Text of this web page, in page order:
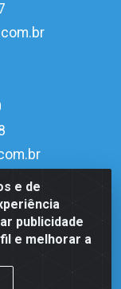
e de
publicidade
e melhorar a
1815 -
600 - CNPJ